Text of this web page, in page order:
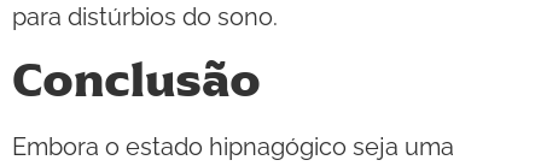
para distúrbios do sono.
Conclusão
Embora o estado hipnagógico seja uma